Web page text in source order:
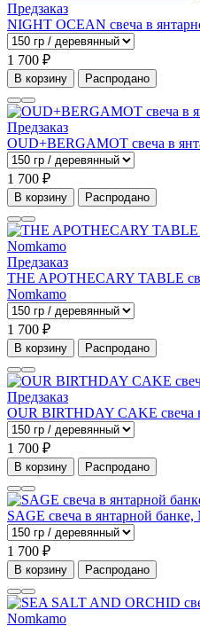
Предзаказ
NIGHT OCEAN свеча в
1 700 ₽
В корзину Распродано
Предзаказ
OUD+BERGAMOT свеча в
1 700 ₽
В корзину Распродано
Предзаказ
THE APOTHECARY TABLE
Nomkamo
1 700 ₽
В корзину Распродано
Предзаказ
OUR BIRTHDAY CAKE свеча
1 700 ₽
В корзину Распродано
SAGE свеча в янтарной банке,
1 700 ₽
В корзину Распродано